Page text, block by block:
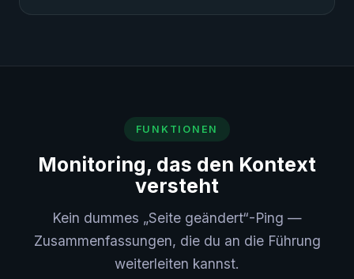
FUNKTIONEN
Monitoring, das den Kontext
versteht
Kein dummes „Seite geändert“-Ping —
Zusammenfassungen, die du an die Führung
weiterleiten kannst.